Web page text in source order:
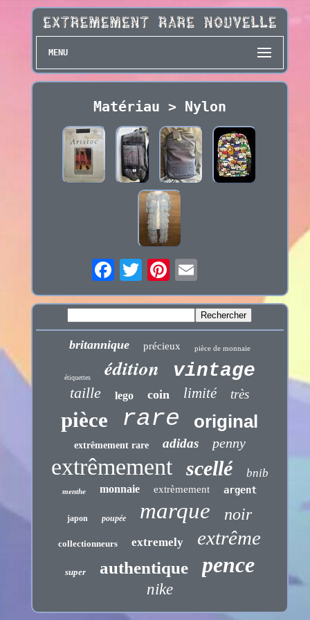
MENU
Matériau > Nylon
britannique précieux pièce de monnaie
étiquettes édition vintage
taille lego coin limité très
pièce rare original
extrêmement rare adidas penny
extrêmement scellé bnib
menthe monnaie extrèmement argent
japon poupée marque noir
collectionneurs extremely extrême
super authentique pence
nike